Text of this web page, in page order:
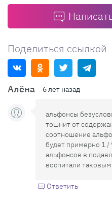
Поделиться ссылкой
Алёна 6 лет назад
альфонсы
тошнит от
соотношение
будет примерно 1 /
альфонсов в
воспитали
Ответить